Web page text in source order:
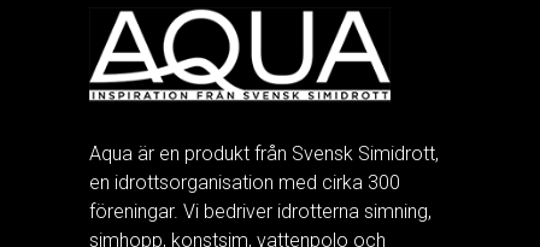
Aqua är en produkt från Svensk Simidrott,
en idrottsorganisation med cirka 300
föreningar. Vi bedriver idrotterna simning,
simhopp, konstsim, vattenpolo och